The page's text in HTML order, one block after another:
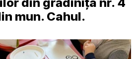
mun. Cahul.